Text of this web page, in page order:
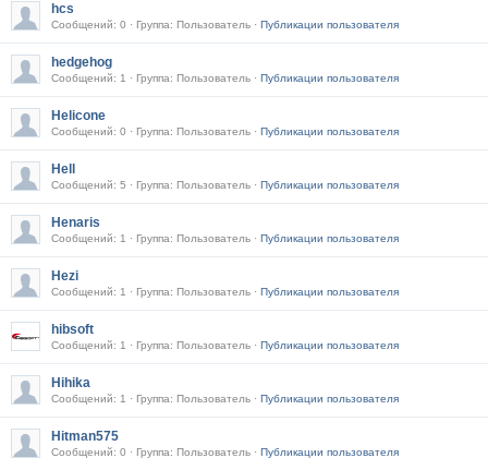
hcs
Сообщений: 0 · Группа: Пользователь · Публикации пользователя
hedgehog
Сообщений: 1 · Группа: Пользователь · Публикации пользователя
Helicone
Сообщений: 0 · Группа: Пользователь · Публикации пользователя
Hell
Сообщений: 5 · Группа: Пользователь · Публикации пользователя
Henaris
Сообщений: 1 · Группа: Пользователь · Публикации пользователя
Hezi
Сообщений: 1 · Группа: Пользователь · Публикации пользователя
hibsoft
Сообщений: 1 · Группа: Пользователь · Публикации пользователя
Hihika
Сообщений: 1 · Группа: Пользователь · Публикации пользователя
Hitman575
Сообщений: 0 · Группа: Пользователь · Публикации пользователя